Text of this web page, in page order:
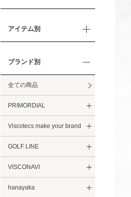
アイテム別
ブランド別
全ての商品
PRIMORDIAL
Viscotecs make your brand
GOLF LINE
VISCONAVI
hanayaka